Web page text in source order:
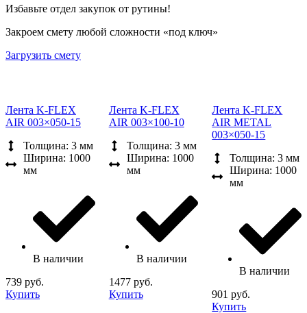
Избавьте отдел закупок от рутины!
Закроем смету любой сложности «под ключ»
Загрузить смету
Лента K-FLEX
AIR 003×050-15
Толщина: 3 мм
Ширина: 1000
мм
В наличии
739 руб.
Купить
Лента K-FLEX
AIR 003×100-10
Толщина: 3 мм
Ширина: 1000
мм
В наличии
1477 руб.
Купить
Лента K-FLEX
AIR METAL
003×050-15
Толщина: 3 мм
Ширина: 1000
мм
В наличии
901 руб.
Купить